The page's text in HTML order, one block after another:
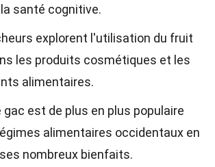
santé cognitive.
explorent l'utilisation du fruit
les produits cosmétiques et les
alimentaires.
gac est de plus en plus populaire
alimentaires occidentaux en
nombreux bienfaits.